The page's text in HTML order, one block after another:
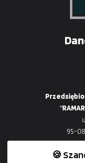
95-
🍪